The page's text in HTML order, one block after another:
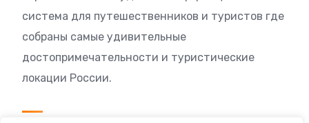
система для путешественников и туристов где
собраны самые удивительные
достопримечательности и туристические
локации России.